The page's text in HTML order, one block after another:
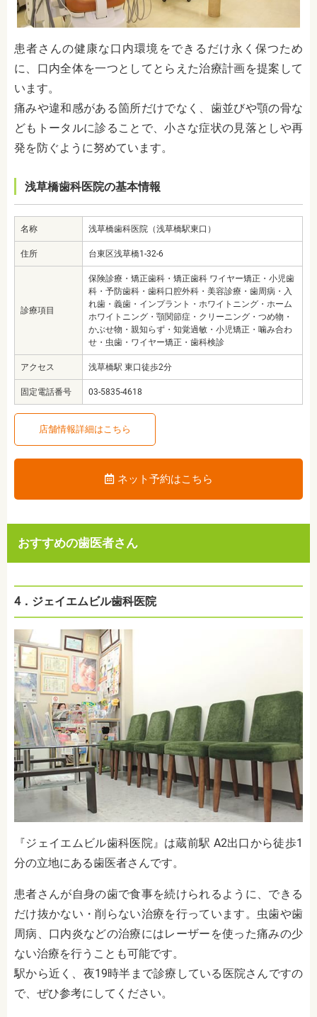
患者さんの健康な口内環境をできるだけ永く保つため
に、口内全体を一つとしてとらえた治療計画を提案して
います。
痛みや違和感がある箇所だけでなく、歯並びや顎の骨な
どもトータルに診ることで、小さな症状の見落としや再
発を防ぐように努めています。
浅草橋歯科医院の基本情報
名称 浅草橋歯科医院（浅草橋駅東口）
住所 台東区浅草橋1-32-6
診療項目
保険診療・矯正歯科・矯正歯科 ワイヤー矯正・小児歯
科・予防歯科・歯科口腔外科・美容診療・歯周病・入
れ歯・義歯・インプラント・ホワイトニング・ホーム
ホワイトニング・顎関節症・クリーニング・つめ物・
かぶせ物・親知らず・知覚過敏・小児矯正・噛み合わ
せ・虫歯・ワイヤー矯正・歯科検診
アクセス 浅草橋駅 東口徒歩2分
固定電話番号 03-5835-4618
店舗情報詳細はこちら
ネット予約はこちら
おすすめの歯医者さん
4．ジェイエムビル歯科医院
『ジェイエムビル歯科医院』は蔵前駅 A2出口から徒歩1
分の立地にある歯医者さんです。
患者さんが自身の歯で食事を続けられるように、できる
だけ抜かない・削らない治療を行っています。虫歯や歯
周病、口内炎などの治療にはレーザーを使った痛みの少
ない治療を行うことも可能です。
駅から近く、夜19時半まで診療している医院さんですの
で、ぜひ参考にしてください。